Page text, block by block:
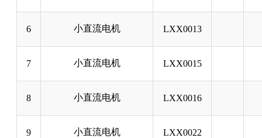
6 小直流电机 LXX0013
7 小直流电机 LXX0015
8 小直流电机 LXX0016
9 小直流电机 LXX0022